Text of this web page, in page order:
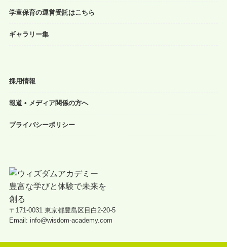
学童保育の運営受託はこちら
ギャラリー集
採用情報
報道 • メディア関係の方へ
プライバシーポリシー
〒171-0031 東京都豊島区目白2-20-5
Email: info@wisdom-academy.com